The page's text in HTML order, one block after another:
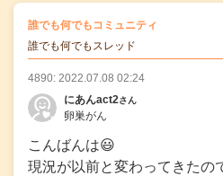
誰でも何でもコミュニティ
誰でも何でもスレッド
4890: 2022.07.08 02:24
にあんact2さん
卵巣がん
こんばんは😃
現況が以前と変わってきたの